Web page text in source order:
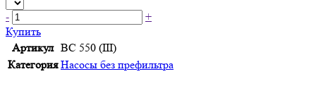
-
+
Купить
Артикул BC 550 (III)
Категория Насосы без префильтра